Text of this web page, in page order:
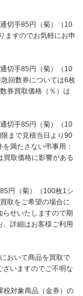
切手85円（菊）（10
ますのでお気軽にお申
切手85円（菊）（10
回数券については6枚
券買取価格（％）は
切手85円（菊）（10
まで見積当日より90
満たさない弔事用：
取価格に影響がある
円（菊）（100枚1シ
取をご希望の場合に
せいたしますので期
詳細はお客様ご利用
おいて商品を買取で
ざいますのでご不明な
対象商品（金券）の